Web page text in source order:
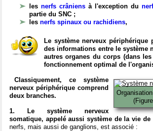
les nerfs crâniens à l'exception du
partie du SNC ;
les nerfs spinaux ou rachidiens,
Le système nerveux périphérique
des informations entre le système
autres organes du corps (dans
fonctionnement optimal de
Classiquement, ce système
nerveux périphérique comprend
deux branches.
1. Le système nerveux
somatique, appelé aussi système de la vie de
nerfs, mais aussi de ganglions, est associé :